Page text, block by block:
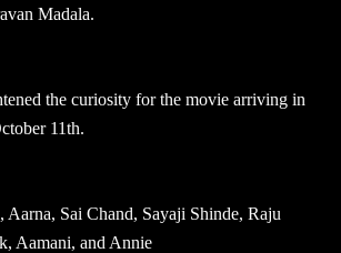
Madala.
the curiosity for the movie arriving in
11th.
Aarna, Sai Chand, Sayaji Shinde, Raju
Aamani, and Annie